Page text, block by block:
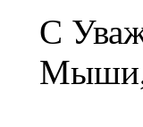
С
Мыши,